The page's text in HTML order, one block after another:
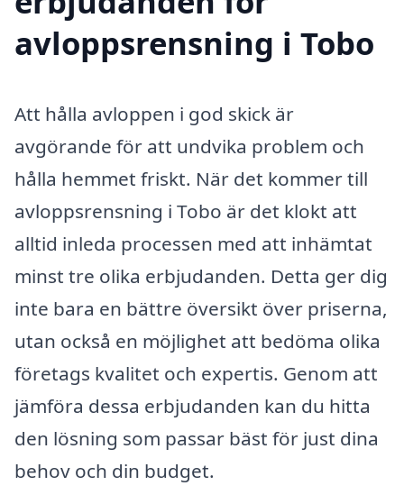
avloppsrensning i Tobo
Att hålla avloppen i god skick är
avgörande för att undvika problem och
hålla hemmet friskt. När det kommer till
avloppsrensning i Tobo är det klokt att
alltid inleda processen med att inhämtat
minst tre olika erbjudanden. Detta ger dig
inte bara en bättre översikt över priserna,
utan också en möjlighet att bedöma olika
företags kvalitet och expertis. Genom att
jämföra dessa erbjudanden kan du hitta
den lösning som passar bäst för just dina
behov och din budget.